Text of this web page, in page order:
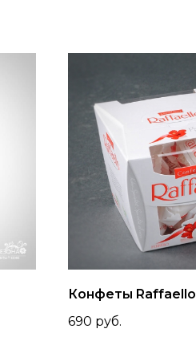
Конфеты Raffaello
690 руб.